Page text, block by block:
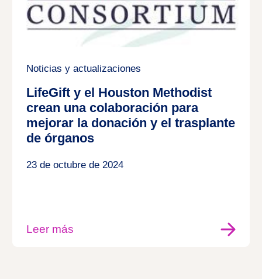
Noticias y actualizaciones
LifeGift y el Houston Methodist
crean una colaboración para
mejorar la donación y el trasplante
de órganos
23 de octubre de 2024
Leer más